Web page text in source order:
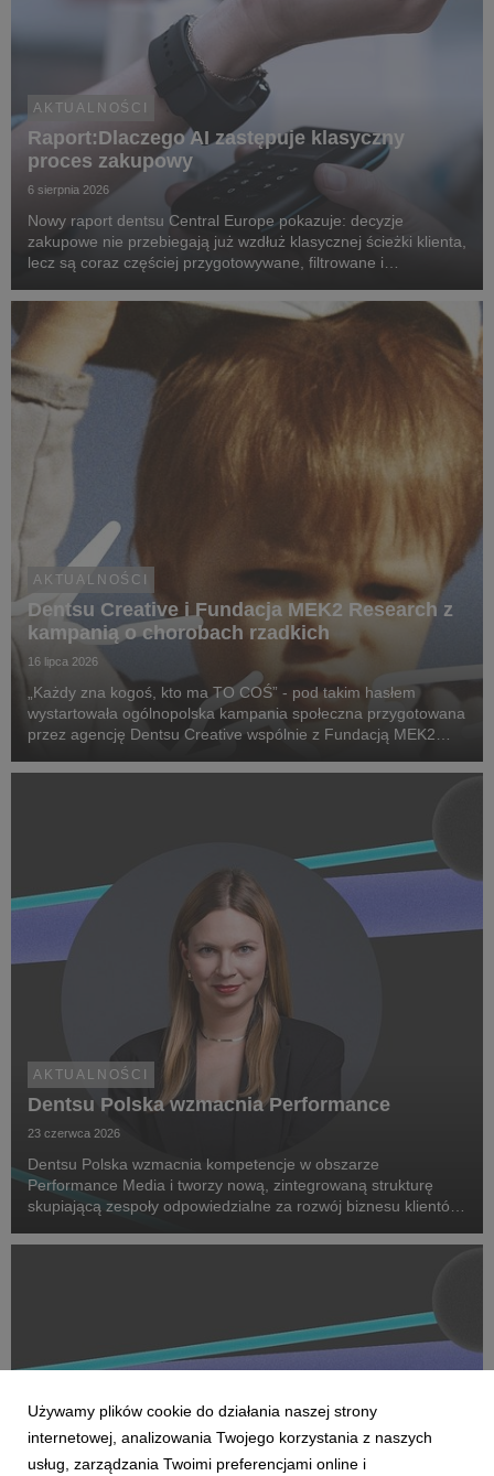
AKTUALNOŚCI
Raport:Dlaczego AI zastępuje klasyczny
proces zakupowy
6 sierpnia 2026
Nowy raport dentsu Central Europe pokazuje: decyzje
zakupowe nie przebiegają już wzdłuż klasycznej ścieżki klienta,
lecz są coraz częściej przygotowywane, filtrowane i
inteligencji.
AKTUALNOŚCI
Dentsu Creative i Fundacja MEK2 Research z
kampanią o chorobach rzadkich
16 lipca 2026
„Każdy zna kogoś, kto ma TO COŚ” - pod takim hasłem
wystartowała ogólnopolska kampania społeczna przygotowana
przez agencję Dentsu Creative wspólnie z Fundacją MEK2
chorób rzadkich, zwrócenie uwagi na problemy pac...
AKTUALNOŚCI
Dentsu Polska wzmacnia Performance
23 czerwca 2026
Dentsu Polska wzmacnia kompetencje w obszarze
Performance Media i tworzy nową, zintegrowaną strukturę
skupiającą zespoły odpowiedzialne za rozwój biznesu klientów
Na czele nowego obszaru stanęła Marta Bińczyk jako H...
Używamy plików cookie do działania naszej strony
internetowej, analizowania Twojego korzystania z naszych
usług, zarządzania Twoimi preferencjami online i